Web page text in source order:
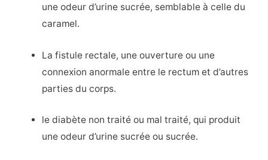
une odeur d’urine sucrée, semblable à celle du
caramel.
La fistule rectale, une ouverture ou une
connexion anormale entre le rectum et d’autres
parties du corps.
le diabète non traité ou mal traité, qui produit
une odeur d’urine sucrée ou sucrée.